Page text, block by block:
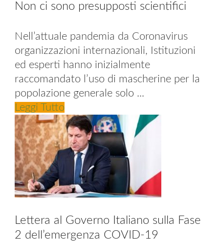
Non ci sono presupposti scientifici
Nell’attuale pandemia da Coronavirus
organizzazioni internazionali, Istituzioni
ed esperti hanno inizialmente
raccomandato l’uso di mascherine per la
popolazione generale solo ...
Leggi Tutto
Lettera al Governo Italiano sulla Fase
2 dell’emergenza COVID-19